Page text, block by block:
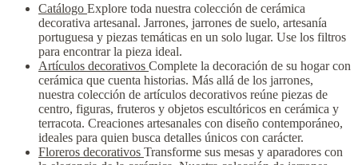
Catálogo Explore toda nuestra colección de cerámica
decorativa artesanal. Jarrones, jarrones de suelo, artesanía
portuguesa y piezas temáticas en un solo lugar. Use los filtros
para encontrar la pieza ideal.
Artículos decorativos Complete la decoración de su hogar con
cerámica que cuenta historias. Más allá de los jarrones,
nuestra colección de artículos decorativos reúne piezas de
centro, figuras, fruteros y objetos escultóricos en cerámica y
terracota. Creaciones artesanales con diseño contemporáneo,
ideales para quien busca detalles únicos con carácter.
Floreros decorativos Transforme sus mesas y aparadores con